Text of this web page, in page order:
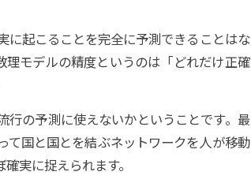
に起こることを完全に予測できることはな
理モデルの精度というのは「どれだけ正確
行の予測に使えないかということです。最
て国と国とを結ぶネットワークを人が移動
実に捉えられます。